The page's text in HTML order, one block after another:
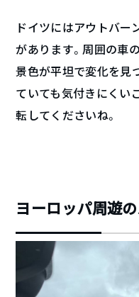
ドイツにはアウトバー
があります。周囲の車
景色が平坦で変化を見
ていても気付きにくい
転してくださいね。
ヨーロッパ周遊